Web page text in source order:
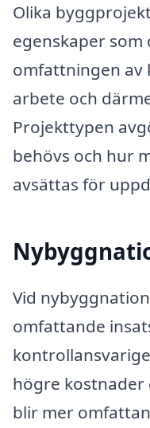
Olika
egenskaper
omfattningen av
arbete och
Projekttypen
behövs och hur
avsättas för
Vid
omfattande
högre
blir mer